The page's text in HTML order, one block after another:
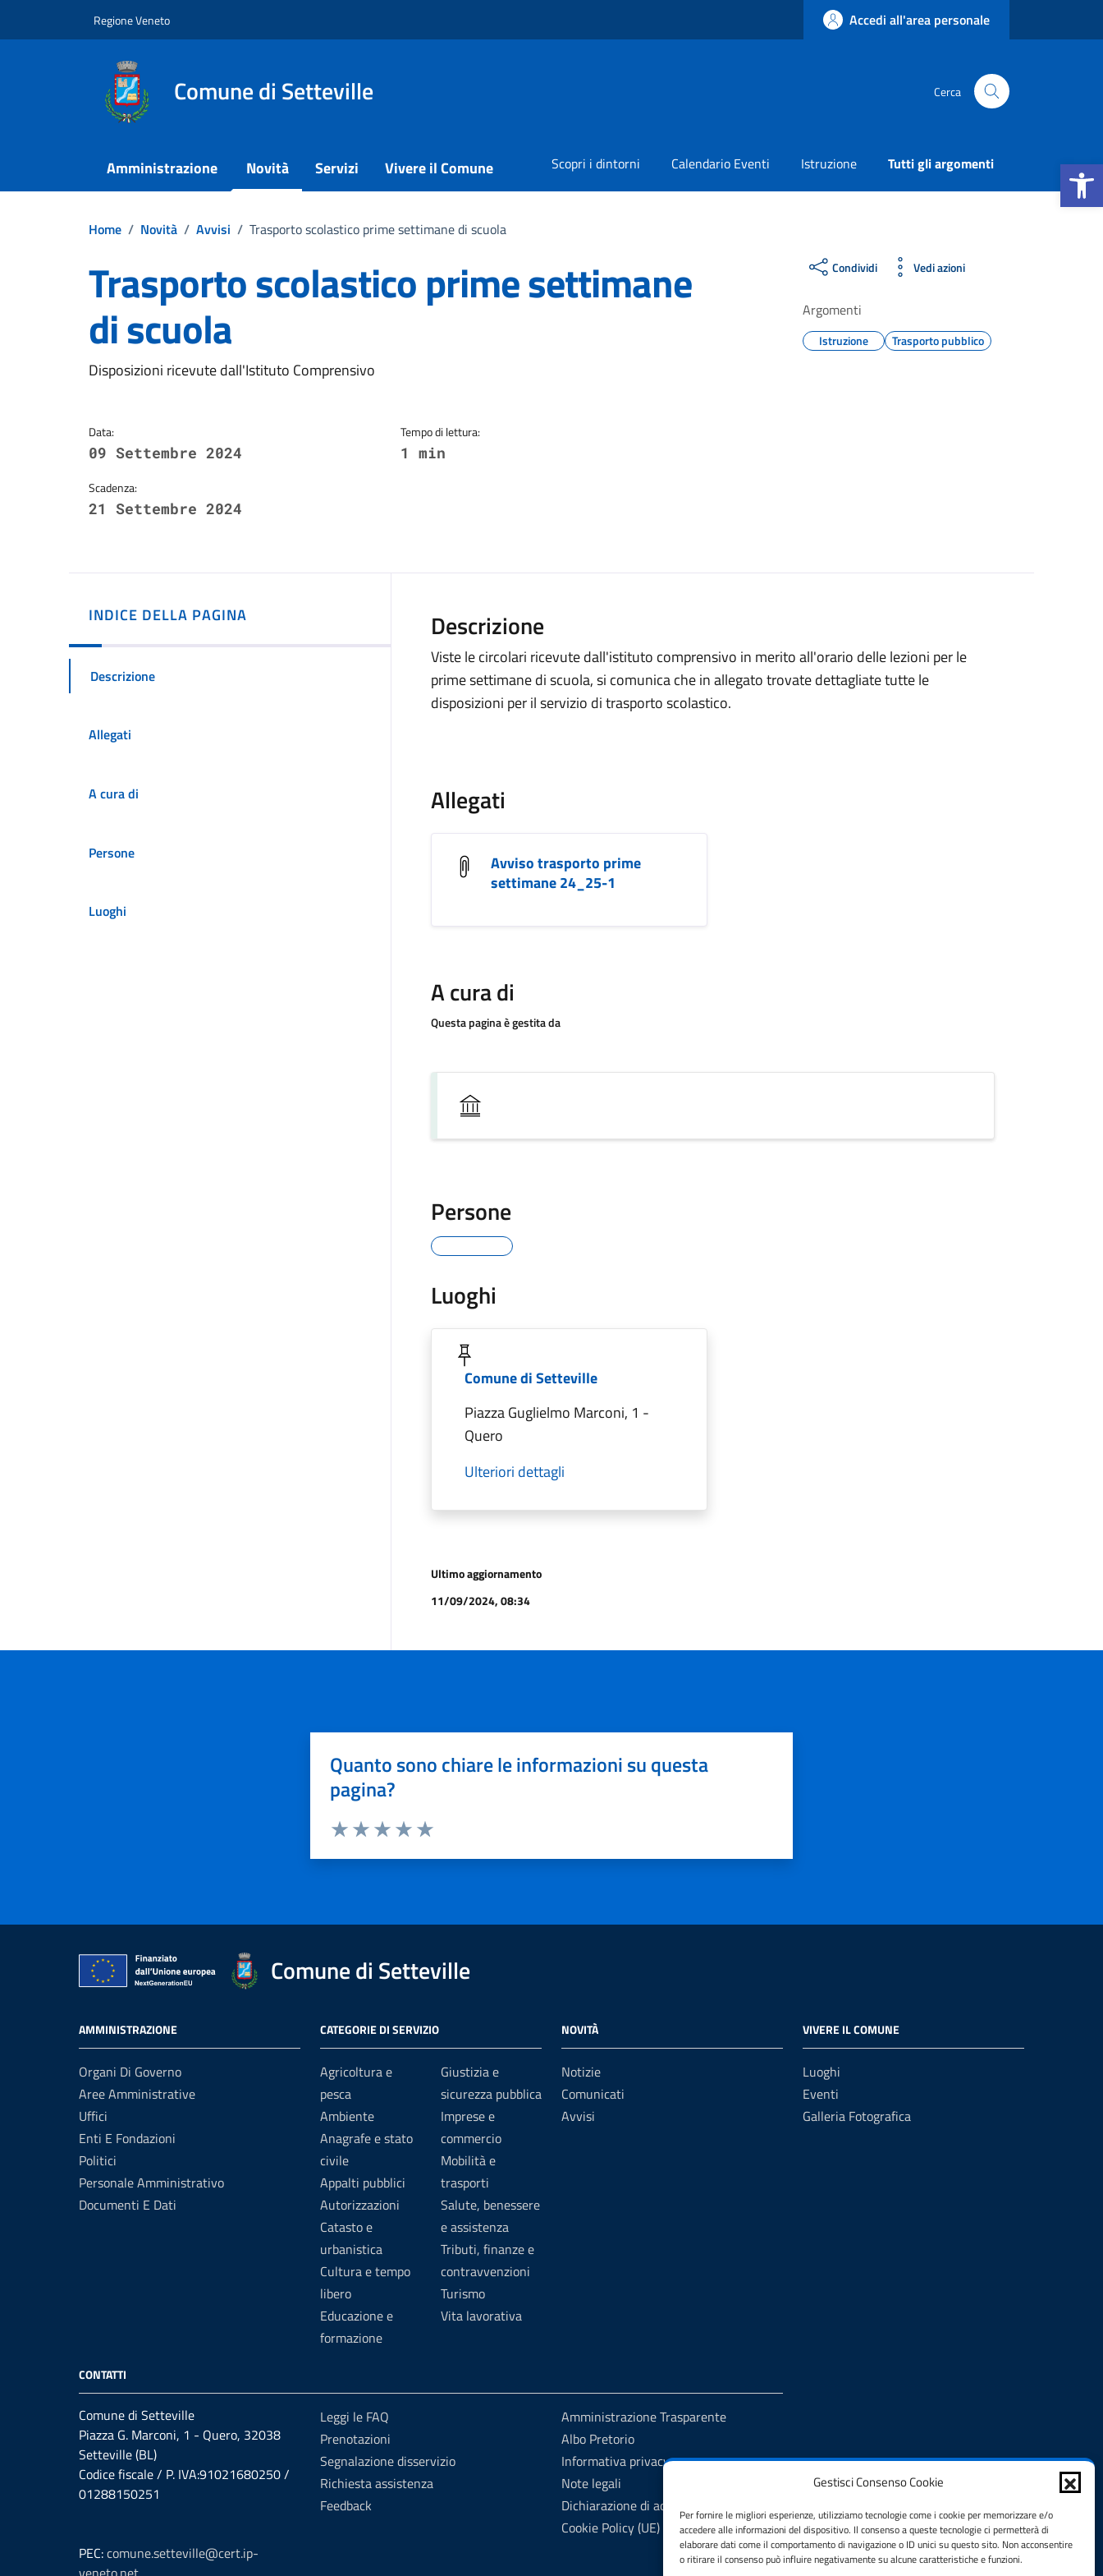
Apri la
Gestisci Consenso Cookie
Per fornire le migliori esperienze, utilizziamo tecnologie come i cookie per memorizzare e/o
accedere alle informazioni del dispositivo. Il consenso a queste tecnologie ci permetterà di
elaborare dati come il comportamento di navigazione o ID unici su questo sito. Non acconsentire
o ritirare il consenso può influire negativamente su alcune caratteristiche e funzioni.
Regione Veneto Accedi all'area personale
Comune di Setteville Cerca
Amministrazione Novità Servizi Vivere il Comune Scopri i dintorni Calendario Eventi Istruzione Tutti gli argomenti
Home / Novità / Avvisi / Trasporto scolastico prime settimane di scuola
Trasporto scolastico prime settimane
di scuola
Dettagli della notizia
Disposizioni ricevute dall'Istituto Comprensivo
Data:
09 Settembre 2024
Scadenza:
21 Settembre 2024
Tempo di lettura:
1 min
Condividi Vedi azioni
Argomenti
Istruzione Trasporto pubblico
INDICE DELLA PAGINA
Descrizione
Allegati
A cura di
Persone
Luoghi
Descrizione
Viste le circolari ricevute dall'istituto comprensivo in merito all'orario delle lezioni per le
prime settimane di scuola, si comunica che in allegato trovate dettagliate tutte le
disposizioni per il servizio di trasporto scolastico.
Allegati
Avviso trasporto prime
settimane 24_25-1
A cura di
Questa pagina è gestita da
Persone
Luoghi
Comune di Setteville
Piazza Guglielmo Marconi, 1 -
Quero
Ulteriori dettagli
Ultimo aggiornamento
11/09/2024, 08:34
Quanto sono chiare le informazioni su questa
pagina?
Comune di Setteville
AMMINISTRAZIONE
Organi Di Governo
Aree Amministrative
Uffici
Enti E Fondazioni
Politici
Personale Amministrativo
Documenti E Dati
CATEGORIE DI SERVIZIO
Agricoltura e
pesca
Ambiente
Anagrafe e stato
civile
Appalti pubblici
Autorizzazioni
Catasto e
urbanistica
Cultura e tempo
libero
Educazione e
formazione
Giustizia e
sicurezza pubblica
Imprese e
commercio
Mobilità e
trasporti
Salute, benessere
e assistenza
Tributi, finanze e
contravvenzioni
Turismo
Vita lavorativa
NOVITÀ
Notizie
Comunicati
Avvisi
VIVERE IL COMUNE
Luoghi
Eventi
Galleria Fotografica
CONTATTI
Comune di Setteville
Piazza G. Marconi, 1 - Quero, 32038
Setteville (BL)
Codice fiscale / P. IVA:91021680250 /
01288150251
PEC:comune.setteville@cert.ip-
Leggi le FAQ
Prenotazioni
Segnalazione disservizio
Richiesta assistenza
Feedback
Amministrazione Trasparente
Albo Pretorio
Informativa privacy
Note legali
Dichiarazione di accessibilità
Cookie Policy (UE)